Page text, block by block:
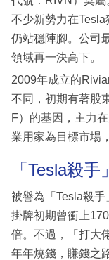
不少新勢力在
仍站穩陣腳。公司
領域再一決高下。
2009年成立的
不同，初期有著股
F）的基因，主力
業用家為目標市場
「Tesla殺
被譽為「Tesla殺手
掛牌初期曾衝上
倍。不過，「打大
年年燒錢，賺錢之